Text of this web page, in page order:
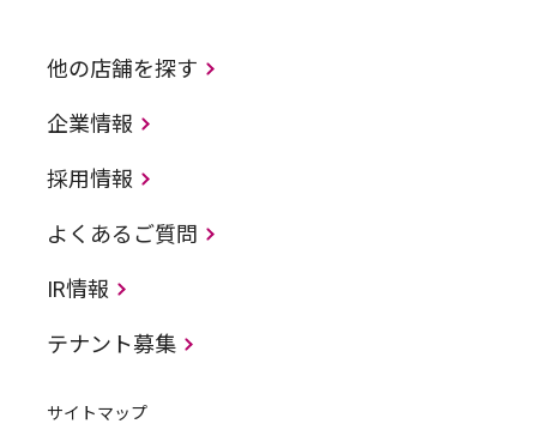
他の店舗を探す
企業情報
採用情報
よくあるご質問
IR情報
テナント募集
サイトマップ